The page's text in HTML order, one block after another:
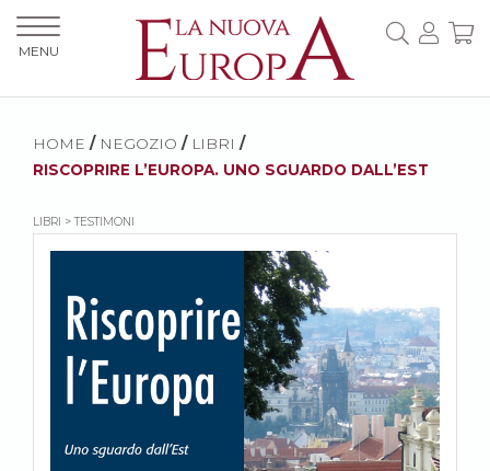
HOME / NEGOZIO / LIBRI /
RISCOPRIRE L’EUROPA. UNO SGUARDO DALL’EST
LIBRI > TESTIMONI
MENU